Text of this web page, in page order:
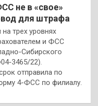
не в «свое»
для штрафа
трех уровнях
и ФСС
Сибирского
3465/22).
отправила по
4-ФСС по филиалу.